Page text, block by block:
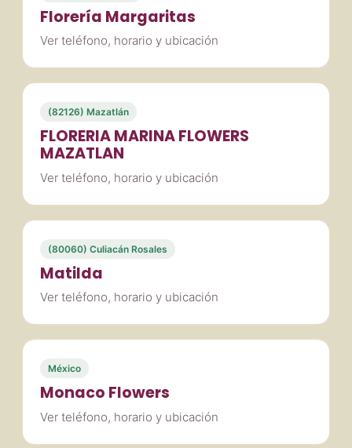
Florería Margaritas
Ver teléfono, horario y ubicación
(82126) Mazatlán
FLORERIA MARINA FLOWERS
MAZATLAN
Ver teléfono, horario y ubicación
(80060) Culiacán Rosales
Matilda
Ver teléfono, horario y ubicación
México
Monaco Flowers
Ver teléfono, horario y ubicación